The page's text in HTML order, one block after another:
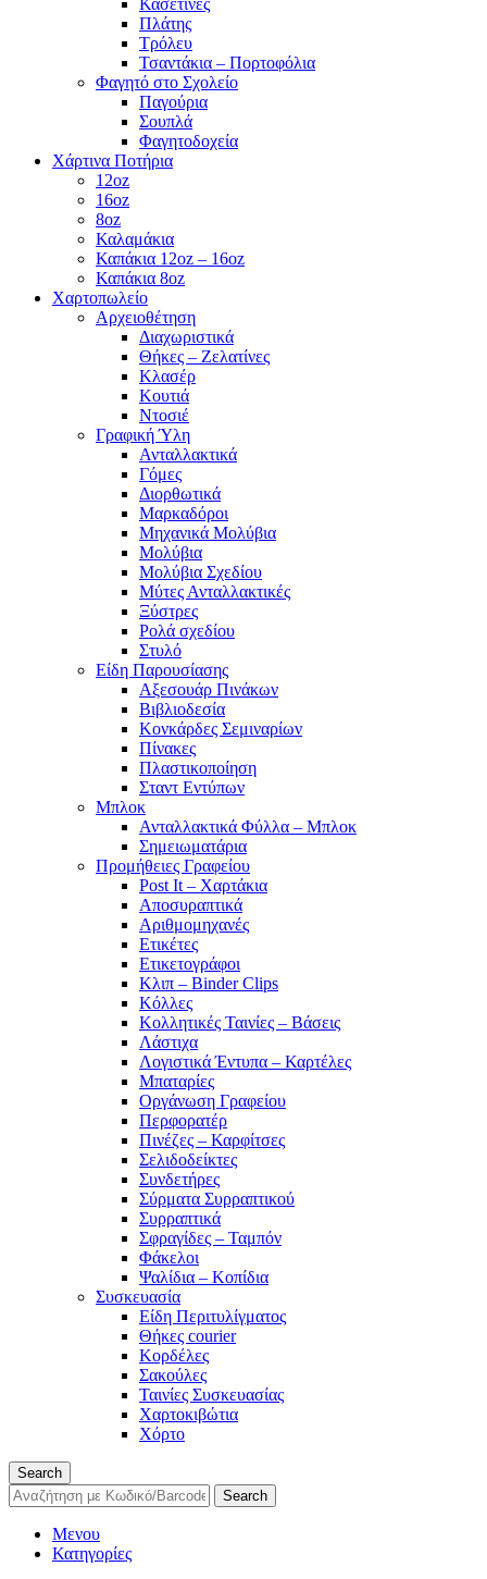
Πλάτης
Τρόλευ
Τσαντάκια – Πορτοφόλια
Φαγητό στο Σχολείο
Παγούρια
Σουπλά
Φαγητοδοχεία
Χάρτινα Ποτήρια
12oz
16oz
8oz
Καλαμάκια
Καπάκια 12oz – 16oz
Καπάκια 8oz
Χαρτοπωλείο
Αρχειοθέτηση
Διαχωριστικά
Θήκες – Ζελατίνες
Κλασέρ
Κουτιά
Ντοσιέ
Γραφική Ύλη
Ανταλλακτικά
Γόμες
Διορθωτικά
Μαρκαδόροι
Μηχανικά Μολύβια
Μολύβια
Μολύβια Σχεδίου
Μύτες Ανταλλακτικές
Ξύστρες
Ρολά σχεδίου
Στυλό
Είδη Παρουσίασης
Αξεσουάρ Πινάκων
Βιβλιοδεσία
Κονκάρδες Σεμιναρίων
Πίνακες
Πλαστικοποίηση
Σταντ Εντύπων
Μπλοκ
Ανταλλακτικά Φύλλα – Μπλοκ
Σημειωματάρια
Προμήθειες Γραφείου
Post It – Χαρτάκια
Αποσυραπτικά
Αριθμομηχανές
Ετικέτες
Ετικετογράφοι
Κλιπ – Binder Clips
Κόλλες
Κολλητικές Ταινίες – Βάσεις
Λάστιχα
Λογιστικά Έντυπα – Καρτέλες
Μπαταρίες
Οργάνωση Γραφείου
Περφορατέρ
Πινέζες – Καρφίτσες
Σελιδοδείκτες
Συνδετήρες
Σύρματα Συρραπτικού
Συρραπτικά
Σφραγίδες – Ταμπόν
Φάκελοι
Ψαλίδια – Κοπίδια
Συσκευασία
Είδη Περιτυλίγματος
Θήκες courier
Κορδέλες
Σακούλες
Ταινίες Συσκευασίας
Χαρτοκιβώτια
Χόρτο
Search
Search
Μενου
Κατηγορίες